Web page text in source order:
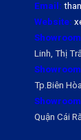
Email:
Website:
Linh, Thị
Tp.Biên
Quận Cái